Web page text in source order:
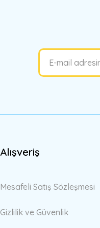
Alışveriş
Mesafeli Satış Sözleşmesi
Gizlilik ve Güvenlik